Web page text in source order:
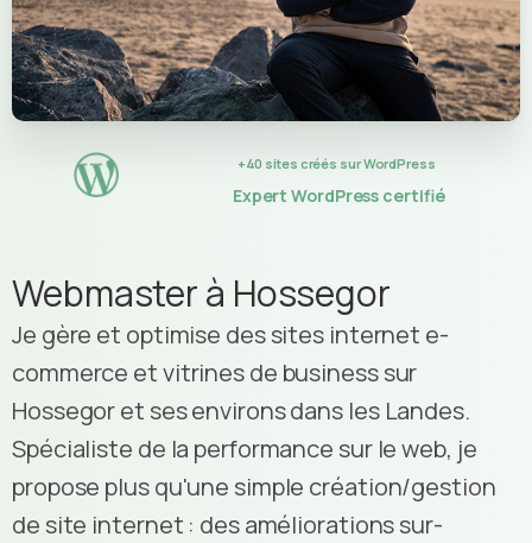
Webmaster à Hossegor
Je gère et optimise des sites internet e-
commerce et vitrines de business sur
Hossegor et ses environs dans les Landes.
Spécialiste de la performance sur le web, je
propose plus qu'une simple création/gestion
de site internet : des améliorations sur-
+40 sites créés sur WordPress
Expert WordPress certifié